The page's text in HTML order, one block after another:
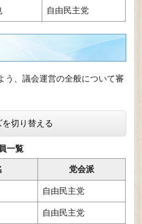
自由民主党
う、議会運営の全般について審
切り替える
一覧
党会派
自由民主党
自由民主党